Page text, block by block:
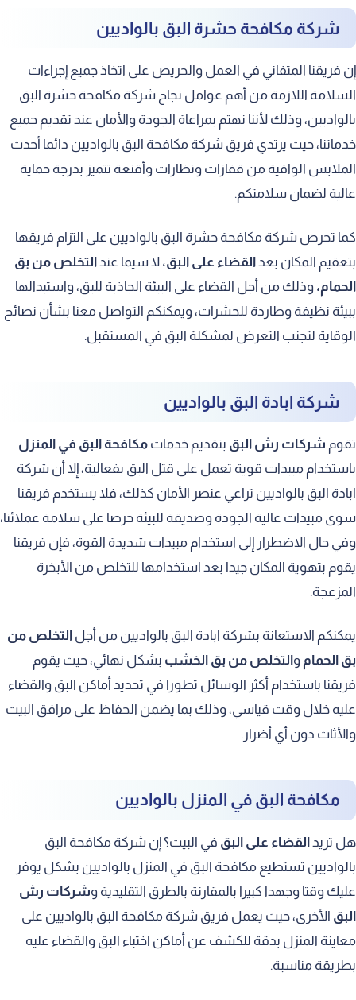
شركة مكافحة حشرة البق بالواديين
إن فريقنا المتفاني في العمل والحريص على اتخاذ جميع إجراءات
السلامة اللازمة من أهم عوامل نجاح شركة مكافحة حشرة البق
بالواديين، وذلك لأننا نهتم بمراعاة الجودة والأمان عند تقديم جميع
خدماتنا، حيث يرتدي فريق شركة مكافحة البق بالواديين دائما أحدث
الملابس الواقية من قفازات ونظارات وأقنعة تتميز بدرجة حماية
عالية لضمان سلامتكم.
كما تحرص شركة مكافحة حشرة البق بالواديين على التزام فريقها
بتعقيم المكان بعد القضاء على البق، لا سيما عند التخلص من بق
الحمام، وذلك من أجل القضاء على البيئة الجاذبة للبق، واستبدالها
ببيئة نظيفة وطاردة للحشرات، ويمكنكم التواصل معنا بشأن نصائح
الوقاية لتجنب التعرض لمشكلة البق في المستقبل.
شركة ابادة البق بالواديين
تقوم شركات رش البق بتقديم خدمات مكافحة البق في المنزل
باستخدام مبيدات قوية تعمل على قتل البق بفعالية، إلا أن شركة
ابادة البق بالواديين تراعي عنصر الأمان كذلك، فلا يستخدم فريقنا
سوى مبيدات عالية الجودة وصديقة للبيئة حرصا على سلامة عملائنا،
وفي حال الاضطرار إلى استخدام مبيدات شديدة القوة، فإن فريقنا
يقوم بتهوية المكان جيدا بعد استخدامها للتخلص من الأبخرة
المزعجة.
يمكنكم الاستعانة بشركة ابادة البق بالواديين من أجل التخلص من
بق الحمام والتخلص من بق الخشب بشكل نهائي، حيث يقوم
فريقنا باستخدام أكثر الوسائل تطورا في تحديد أماكن البق والقضاء
عليه خلال وقت قياسي، وذلك بما يضمن الحفاظ على مرافق البيت
والأثاث دون أي أضرار.
مكافحة البق في المنزل بالواديين
هل تريد القضاء على البق في البيت؟ إن شركة مكافحة البق
بالواديين تستطيع مكافحة البق في المنزل بالواديين بشكل يوفر
عليك وقتا وجهدا كبيرا بالمقارنة بالطرق التقليدية وشركات رش
البق الأخرى، حيث يعمل فريق شركة مكافحة البق بالواديين على
معاينة المنزل بدقة للكشف عن أماكن اختباء البق والقضاء عليه
بطريقة مناسبة.